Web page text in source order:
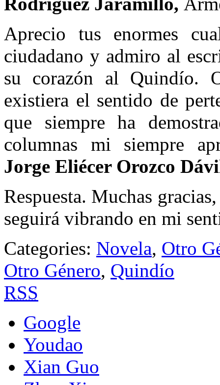
Aprecio tus enormes
ciudadano y admiro al
su corazón al Quindío.
existiera el sentido de
que siempre ha
columnas mi siempre
Jorge Eliécer Orozco
Respuesta. Muchas
seguirá vibrando en mi
Categories: Novela, Otro
Otro Género, Quindío
RSS
Google
Youdao
Xian Guo